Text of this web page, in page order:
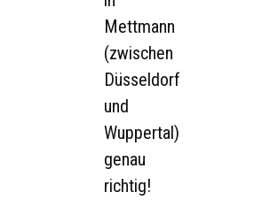
Mettmann
(zwischen
Düsseldorf
und
Wuppertal)
genau
richtig!